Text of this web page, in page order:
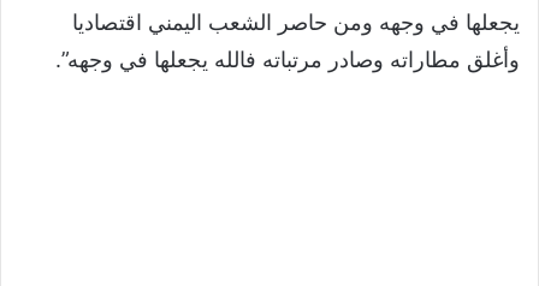
يجعلها في وجهه ومن حاصر الشعب اليمني اقتصاديا
وأغلق مطاراته وصادر مرتباته فالله يجعلها في وجهه”.